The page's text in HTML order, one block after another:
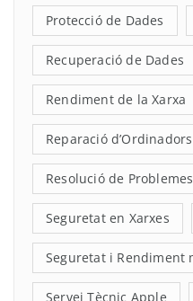
Protecció de Dades
Recuperació de Dades
Rendiment de la Xarxa
Reparació d’Ordinadors
Resolució de
Seguretat en Xarxes
Seguretat i Rendiment
Servei Tècnic Apple